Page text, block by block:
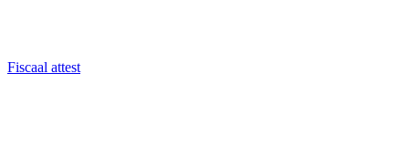
Fiscaal attest